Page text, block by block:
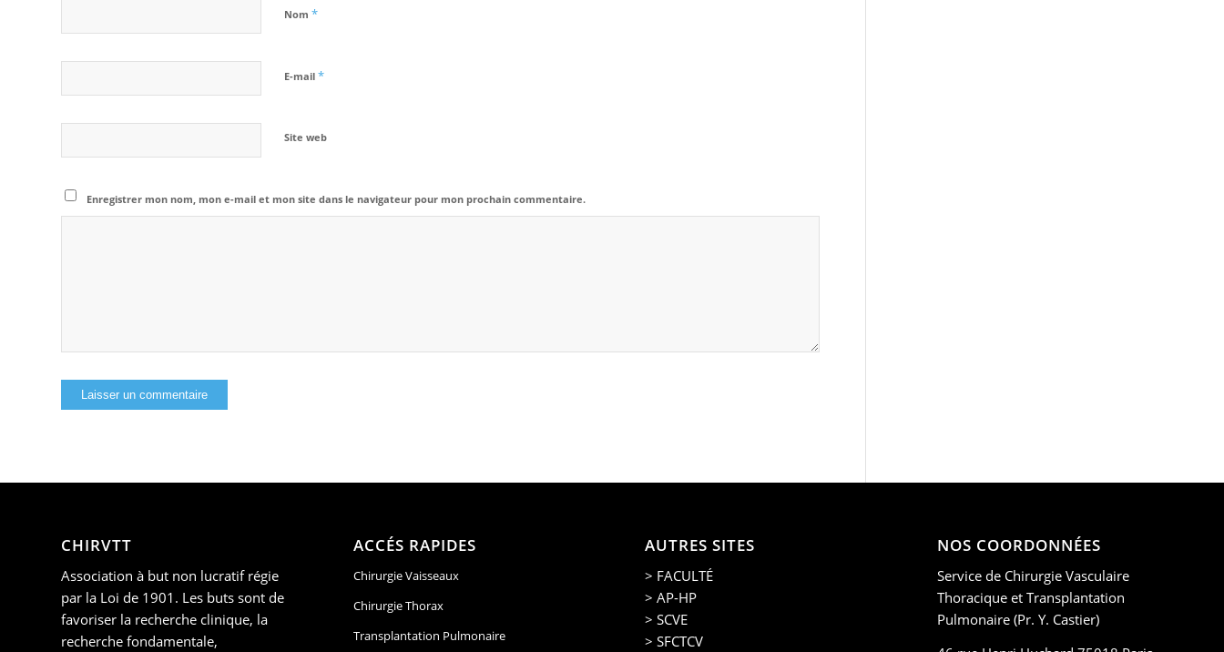
Nom *
E-mail *
Site web
Enregistrer mon nom, mon e-mail et mon site dans le navigateur pour mon prochain commentaire.
CHIRVTT
Association à but non lucratif régie
par la Loi de 1901. Les buts sont de
favoriser la recherche clinique, la
recherche fondamentale,
ACCÉS RAPIDES
Chirurgie Vaisseaux
Chirurgie Thorax
Transplantation Pulmonaire
AUTRES SITES
> FACULTÉ
> AP-HP
> SCVE
> SFCTCV
NOS COORDONNÉES
Service de Chirurgie Vasculaire
Thoracique et Transplantation
Pulmonaire (Pr. Y. Castier)